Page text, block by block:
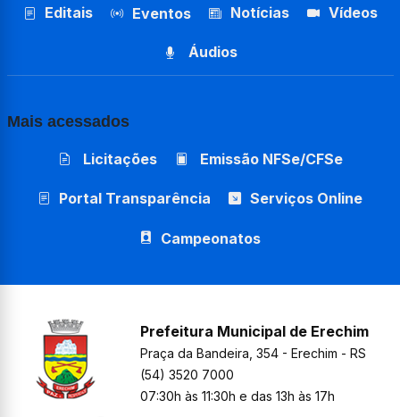
Editais Eventos Notícias Vídeos
Áudios
Mais acessados
Licitações Emissão NFSe/CFSe
Portal Transparência Serviços Online
Campeonatos
Prefeitura Municipal de Erechim
Praça da Bandeira, 354 - Erechim - RS
(54) 3520 7000
07:30h às 11:30h e das 13h às 17h